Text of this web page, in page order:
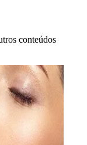
conteúdos